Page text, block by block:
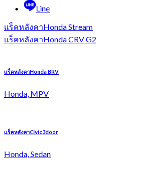
Line
แร็คหลังคาHonda Stream
แร็คหลังคาHonda CRV G2
แร็คหลังคาHonda BRV
Honda, MPV
แร็คหลังคาCivic3door
Honda, Sedan